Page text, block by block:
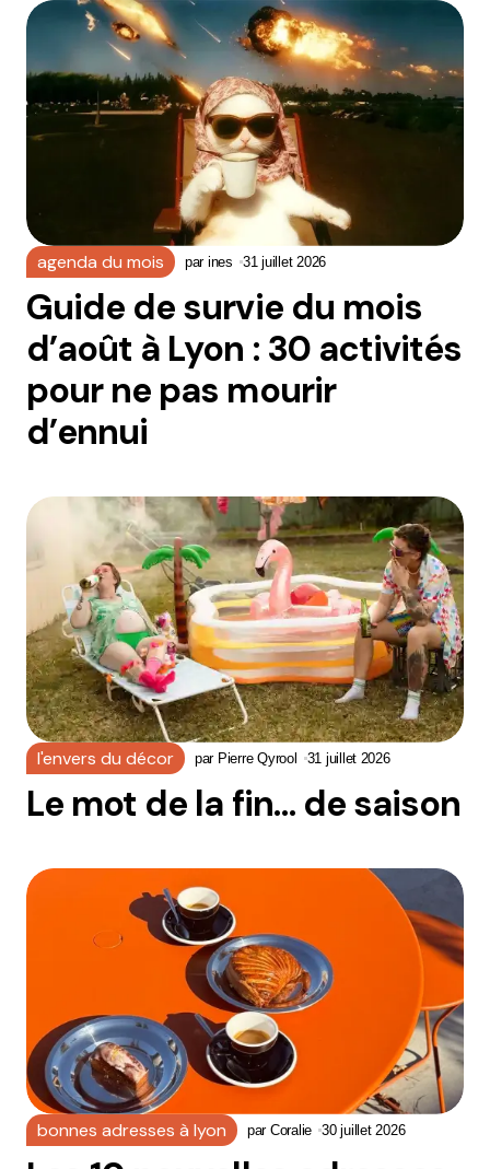
agenda du mois par ines 31 juillet 2026
Guide de survie du mois
d’août à Lyon : 30 activités
pour ne pas mourir
d’ennui
l'envers du décor par Pierre Qyrool 31 juillet 2026
Le mot de la fin… de saison
bonnes adresses à lyon par Coralie 30 juillet 2026